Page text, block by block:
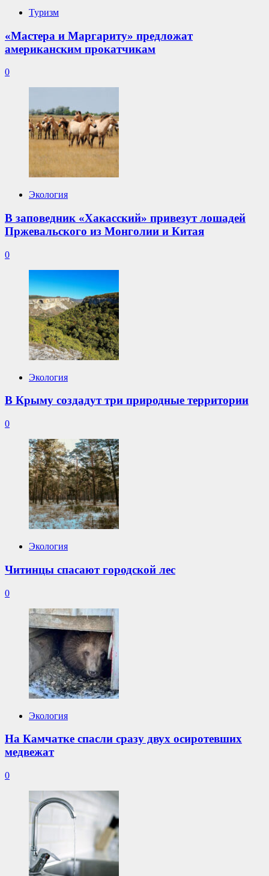
Туризм
«Мастера и Маргариту» предложат
американским прокатчикам
0
Экология
В заповедник «Хакасский» привезут лошадей
Пржевальского из Монголии и Китая
0
Экология
В Крыму создадут три природные территории
0
Экология
Читинцы спасают городской лес
0
Экология
На Камчатке спасли сразу двух осиротевших
медвежат
0